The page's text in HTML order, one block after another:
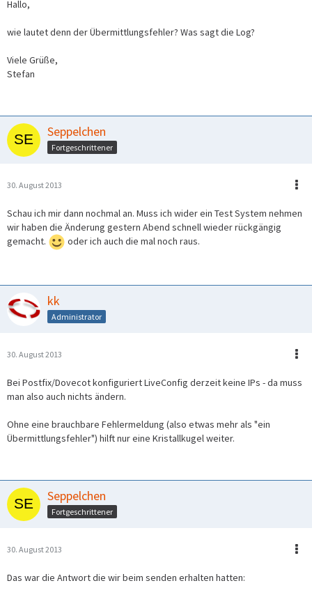
Hallo,
wie lautet denn der Übermittlungsfehler? Was sagt die Log?
Viele Grüße,
Stefan
Seppelchen
Fortgeschrittener
30. August 2013
Schau ich mir dann nochmal an. Muss ich wider ein Test System nehmen
wir haben die Änderung gestern Abend schnell wieder rückgängig
gemacht.
oder ich auch die mal noch raus.
kk
Administrator
30. August 2013
Bei Postfix/Dovecot konfiguriert LiveConfig derzeit keine IPs - da muss
man also auch nichts ändern.
Ohne eine brauchbare Fehlermeldung (also etwas mehr als "ein
Übermittlungsfehler") hilft nur eine Kristallkugel weiter.
Seppelchen
Fortgeschrittener
30. August 2013
Das war die Antwort die wir beim senden erhalten hatten: